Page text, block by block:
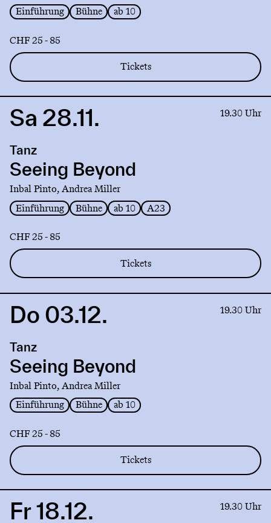
Einführung
Bühne ab 10
CHF 25 - 85
Tickets
Link
Seeing
Beyond
Sa 28.11. 19.30 Uhr
Tanz
Seeing Beyond
Inbal Pinto, Andrea Miller
Einführung
Bühne ab 10 A23
CHF 25 - 85
Tickets
Link
Seeing
Beyond
Do 03.12. 19.30 Uhr
Tanz
Seeing Beyond
Inbal Pinto, Andrea Miller
Einführung
Bühne ab 10
CHF 25 - 85
Tickets
LinkFr 18.12. 19.30 Uhr